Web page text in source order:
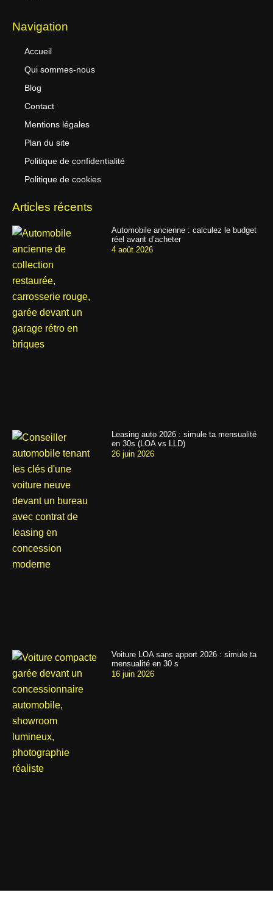
Navigation
Accueil
Qui sommes-nous
Blog
Contact
Mentions légales
Plan du site
Politique de confidentialité
Politique de cookies
Articles récents
Automobile ancienne : calculez le budget
réel avant d’acheter
4 août 2026
Leasing auto 2026 : simule ta mensualité
en 30s (LOA vs LLD)
26 juin 2026
Voiture LOA sans apport 2026 : simule ta
mensualité en 30 s
16 juin 2026